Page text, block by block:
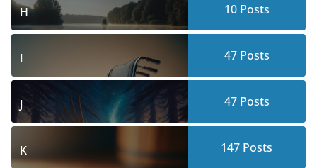
H 10Posts
I 47Posts
J 47Posts
K 147 Posts